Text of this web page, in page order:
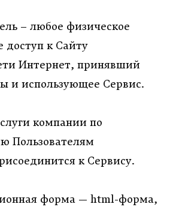
– любое физическое
к Сайту
Интернет, принявший
и использующее Сервис.
компании по
Пользователям
к Сервису.
форма — html-форма,